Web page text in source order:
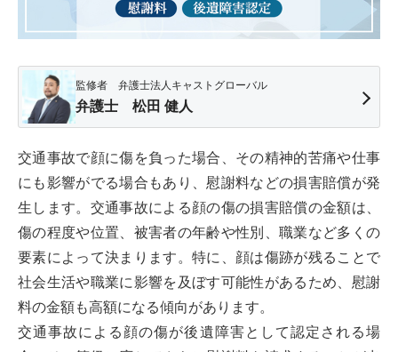
監修者 弁護士法人キャストグローバル
弁護士 松田 健人
交通事故で顔に傷を負った場合、その精神的苦痛や仕事
にも影響がでる場合もあり、慰謝料などの損害賠償が発
生します。交通事故による顔の傷の損害賠償の金額は、
傷の程度や位置、被害者の年齢や性別、職業など多くの
要素によって決まります。特に、顔は傷跡が残ることで
社会生活や職業に影響を及ぼす可能性があるため、慰謝
料の金額も高額になる傾向があります。
交通事故による顔の傷が後遺障害として認定される場